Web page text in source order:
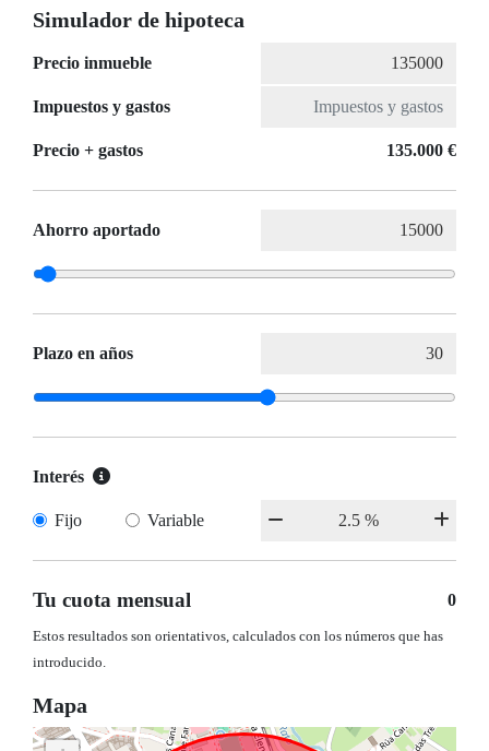
Simulador de hipoteca
Precio inmueble
Impuestos y gastos
Precio + gastos 135.000 €
Ahorro aportado
Plazo en años
Interés
Fijo Variable
Tu cuota mensual 0
Estos resultados son orientativos, calculados con los números que has
introducido.
Mapa